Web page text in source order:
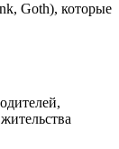
Goth), которые